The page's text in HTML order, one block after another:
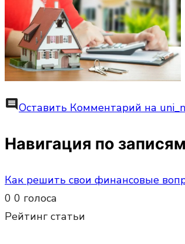
commentОставить Комментарий на
Навигация по записям
Как решить свои финансовые
0 0 голоса
Рейтинг статьи